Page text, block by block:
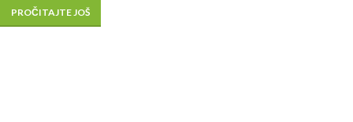
PROČITAJTE JOŠ